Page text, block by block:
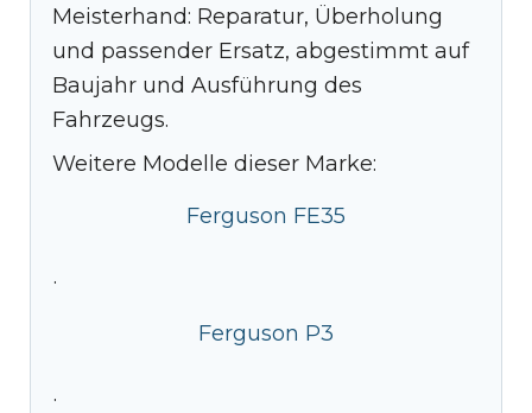
Meisterhand: Reparatur, Überholung
und passender Ersatz, abgestimmt auf
Baujahr und Ausführung des
Fahrzeugs.
Weitere Modelle dieser Marke:
Ferguson FE35
·
Ferguson P3
·